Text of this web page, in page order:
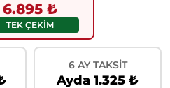
6.895 ₺
TEK ÇEKİM
6 AY TAKSIT
Ayda 1.325 ₺